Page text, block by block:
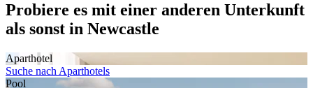
Probiere es mit einer anderen Unterkunft
als sonst in Newcastle
Aparthotel
Suche nach Aparthotels
Pool